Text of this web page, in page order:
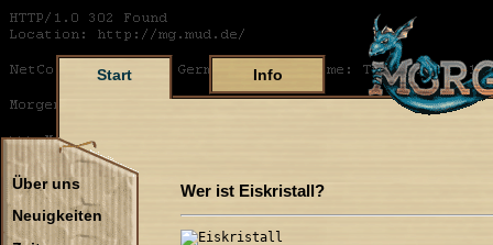
Start Info
Über uns
Neuigkeiten
Wer ist Eiskristall?